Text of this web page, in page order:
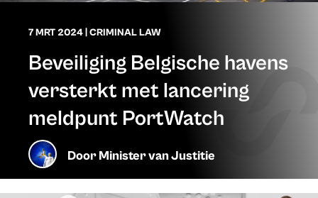
7 MRT 2024 CRIMINAL LAW
Beveiliging Belgische havens
versterkt met lancering
meldpunt PortWatch
DoorMinister van Justitie